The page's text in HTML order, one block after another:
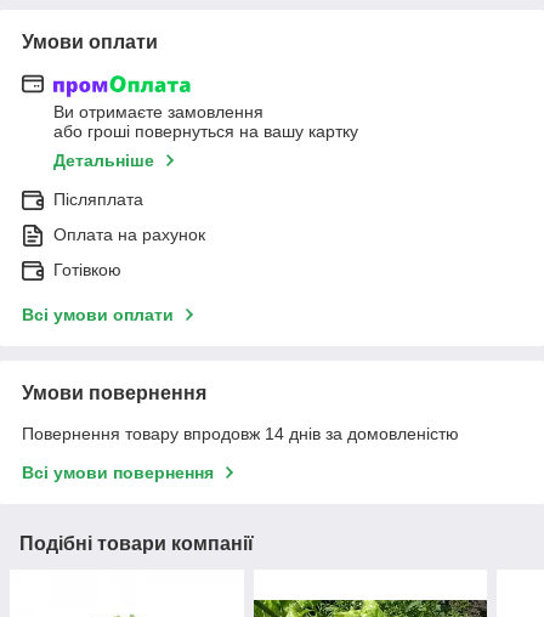
Умови оплати
Ви отримаєте замовлення
або гроші повернуться на вашу картку
Детальніше
Післяплата
Оплата на рахунок
Готівкою
Всі умови оплати
Умови повернення
Повернення товару впродовж 14 днів за домовленістю
Всі умови повернення
Подібні товари компанії